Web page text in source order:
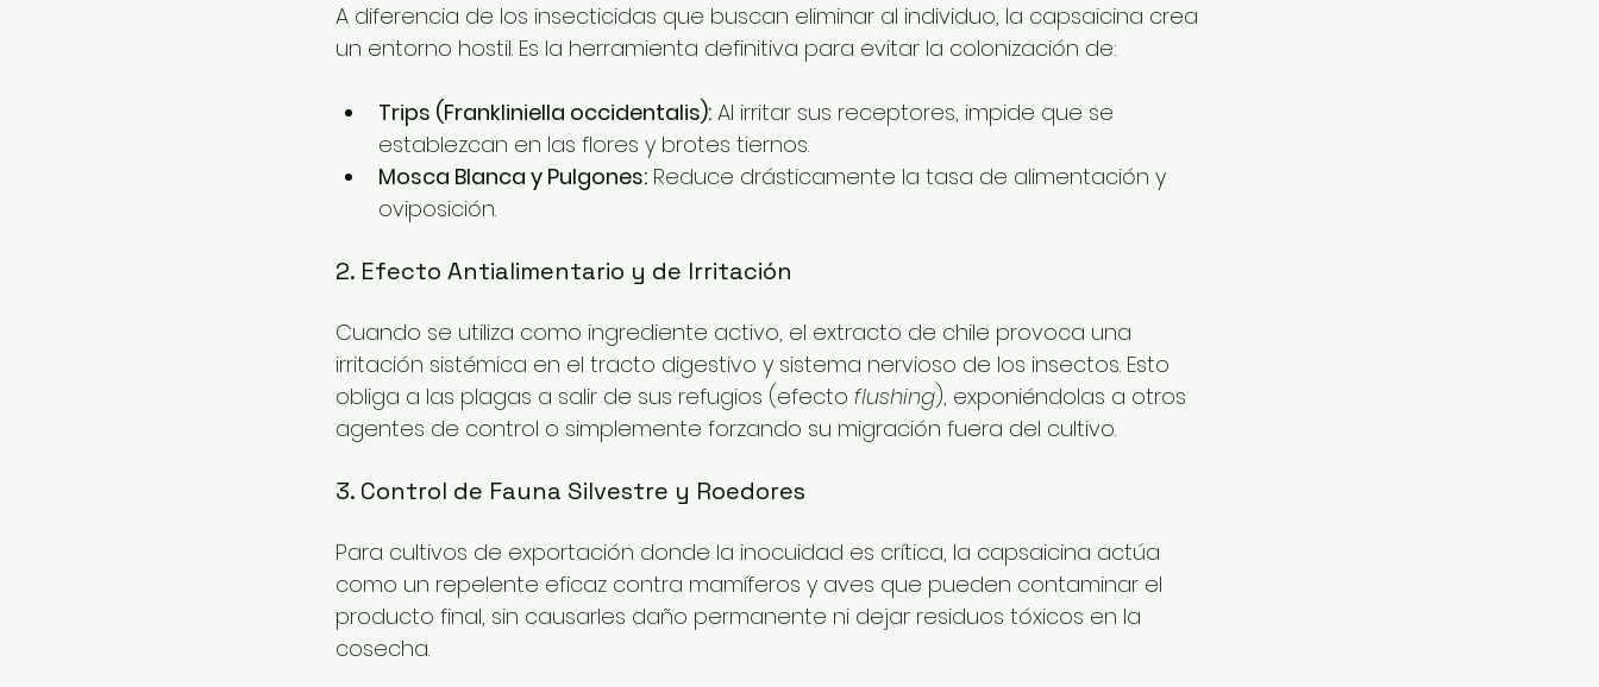
A diferencia de los insecticidas que buscan eliminar al individuo, la capsaicina crea
un entorno hostil. Es la herramienta definitiva para evitar la colonización de:
Trips (Frankliniella occidentalis): Al irritar sus receptores, impide que se
establezcan en las flores y brotes tiernos.
Mosca Blanca y Pulgones: Reduce drásticamente la tasa de alimentación y
oviposición.
2. Efecto Antialimentario y de Irritación
Cuando se utiliza como ingrediente activo, el extracto de chile provoca una
irritación sistémica en el tracto digestivo y sistema nervioso de los insectos. Esto
obliga a las plagas a salir de sus refugios (efecto flushing), exponiéndolas a otros
agentes de control o simplemente forzando su migración fuera del cultivo.
3. Control de Fauna Silvestre y Roedores
Para cultivos de exportación donde la inocuidad es crítica, la capsaicina actúa
como un repelente eficaz contra mamíferos y aves que pueden contaminar el
producto final, sin causarles daño permanente ni dejar residuos tóxicos en la
cosecha.